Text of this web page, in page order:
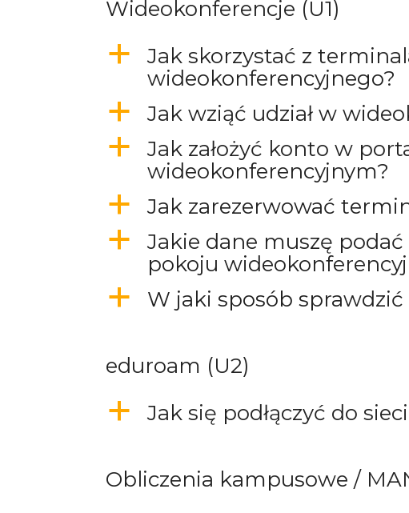
Wideokonferencje (U1)
a
Jak skorzystać z
wideokonferencyjnego?
a Jak wziąć udział w
a
Jak założyć konto w
wideokonferencyjnym?
a Jak zarezerwować
a
Jakie dane muszę
pokoju
a W jaki sposób
eduroam (U2)
a Jak się podłączyć do
Obliczenia kampusowe /